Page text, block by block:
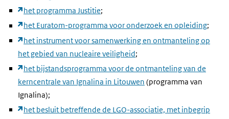
het programma Justitie;
het Euratom-programma voor onderzoek en opleiding;
het instrument voor samenwerking en ontmanteling op
het gebied van nucleaire veiligheid;
het bijstandsprogramma voor de ontmanteling van de
kerncentrale van Ignalina in Litouwen (programma van
Ignalina);
het besluit betreffende de LGO-associatie, met inbegrip